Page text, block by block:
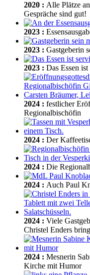
2020 : Alle Plätze
Gespräche sind gut!
2023 :
2023 : Gastgeberin
2023 : Das Essen
2024 : festlicher
Regionalbischöfin
2024 : Der
2024 : Die
2024 : Auch Paul
2024 : Viele
Christel Enders
2024 : Mesnerin
Kirche mit Humor